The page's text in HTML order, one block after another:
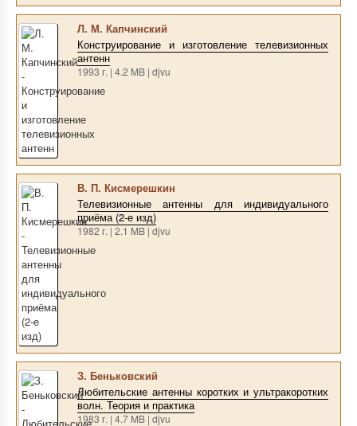
Л. М. Капчинский
Конструирование и изготовление телевизионных
антенн
1993 г. | 4.2 MB | djvu
В. П. Кисмерешкин
Телевизионные антенны для индивидуального
приёма (2-е изд)
1982 г. | 2.1 MB | djvu
З. Беньковский
Любительские антенны коротких и ультракоротких
волн. Теория и практика
1983 г. | 4.7 MB | djvu